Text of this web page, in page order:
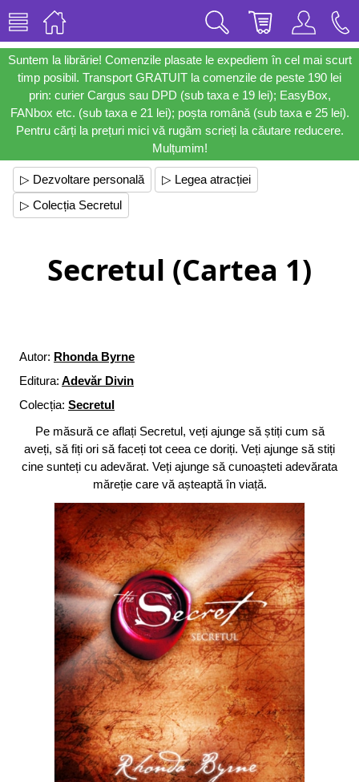
Suntem la librărie! Comenzile plasate le expediem în cel mai scurt
timp posibil. Transport GRATUIT la comenzile de peste 190 lei
prin: curier Cargus sau DPD (sub taxa e 19 lei); EasyBox,
FANbox etc. (sub taxa e 21 lei); poșta română (sub taxa e 25 lei).
Pentru cărți la prețuri mici vă rugăm scrieți la căutare reducere.
Mulțumim!
▷ Dezvoltare personală
▷ Legea atracției
▷ Colecția Secretul
Secretul (Cartea 1)
Autor: Rhonda Byrne
Editura: Adevăr Divin
Colecția: Secretul
Pe măsură ce aflați Secretul, veți ajunge să știți cum să
aveți, să fiți ori să faceți tot ceea ce doriți. Veți ajunge să stiți
cine sunteți cu adevărat. Veți ajunge să cunoașteti adevărata
măreție care vă așteaptă în viață.